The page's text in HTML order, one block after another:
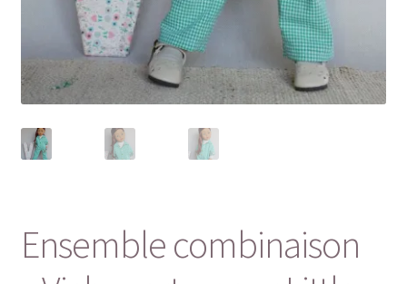
Ensemble combinaison